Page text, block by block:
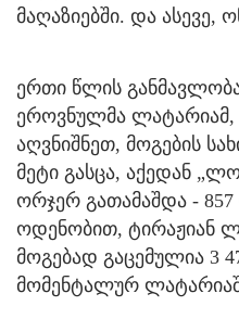
მაღაზიებში. და ასევე,
ერთი წლის
ეროვნულმა
აღვნიშნეთ, მოგების
მეტი გასცა, აქედან
ორჯერ გათამაშდა -
ოდენობით, ტირაჟიან
მოგებად გაცემულია 3
მომენტალურ